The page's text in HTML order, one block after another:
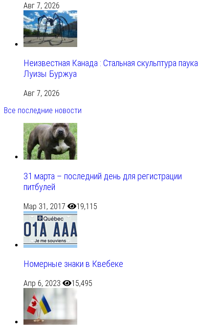
Авг 7, 2026
Неизвестная Канада : Стальная скульптура паука
Луизы Буржуа
Авг 7, 2026
Все последние новости
31 марта – последний день для регистрации
питбулей
Мар 31, 2017 19,115
Номерные знаки в Квебеке
Апр 6, 2023 15,495